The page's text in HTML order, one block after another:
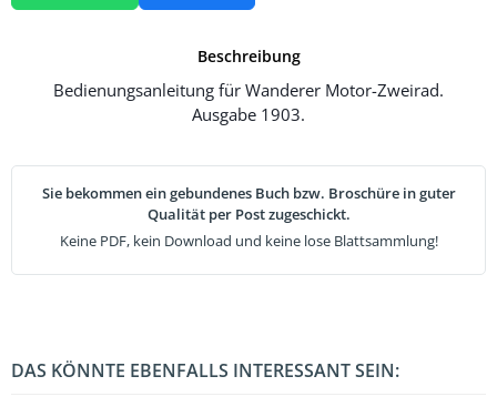
Beschreibung
Bedienungsanleitung für Wanderer Motor-Zweirad.
Ausgabe 1903.
Sie bekommen ein gebundenes Buch bzw. Broschüre in guter
Qualität per Post zugeschickt.
Keine PDF, kein Download und keine lose Blattsammlung!
DAS KÖNNTE EBENFALLS INTERESSANT SEIN: